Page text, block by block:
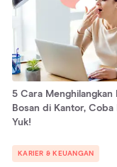
5 Cara Menghilangkan
Bosan di Kantor, Coba
Yuk!
KARIER & KEUANGAN